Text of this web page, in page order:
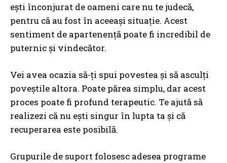
ești înconjurat de oameni care nu te judecă,
pentru că au fost în aceeași situație. Acest
sentiment de apartenență poate fi incredibil de
puternic și vindecător.
Vei avea ocazia să-ți spui povestea și să asculți
poveștile altora. Poate părea simplu, dar acest
proces poate fi profund terapeutic. Te ajută să
realizezi că nu ești singur în lupta ta și că
recuperarea este posibilă.
Grupurile de suport folosesc adesea programe